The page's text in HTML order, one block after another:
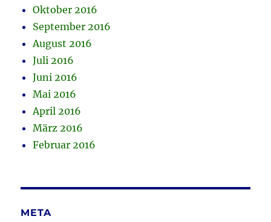
Oktober 2016
September 2016
August 2016
Juli 2016
Juni 2016
Mai 2016
April 2016
März 2016
Februar 2016
META